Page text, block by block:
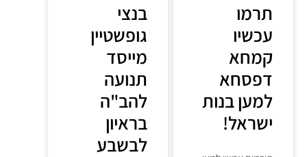
תרמו
עכשיו
קמחא
דפסחא
למען בנות
ישראל!
בנצי
גופשטיין
מייסד
תנועה
להב"ה
בראיון
לבשבע